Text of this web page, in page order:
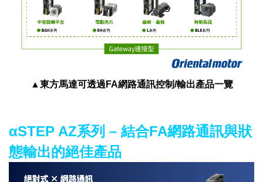
▲ 東方馬達可透過FA網路通訊控制/輸出產品一覽
αSTEP AZ系列 – 結合FA網路通訊與狀
態輸出的絕佳產品